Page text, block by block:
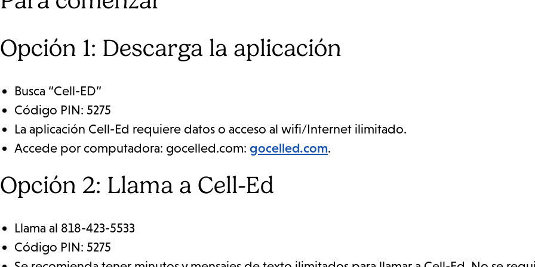
Opción 1: Descarga la aplicación
Busca “Cell-ED”
Código PIN: 5275
La aplicación Cell-Ed requiere datos o acceso al wifi/Internet ilimitado.
Accede por computadora: gocelled.com: gocelled.com.
Opción 2: Llama a Cell-Ed
Llama al 818-423-5533
Código PIN: 5275